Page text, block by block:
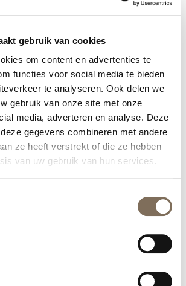
gebruik van cookies
om content en advertenties te
functies voor social media te bieden
te analyseren. Ook delen we
gebruik van onze site met onze
media, adverteren en analyse. Deze
gegevens combineren met andere
ze heeft verstrekt of die ze hebben
van uw gebruik van hun services.
Inschrijven
KLINIEK